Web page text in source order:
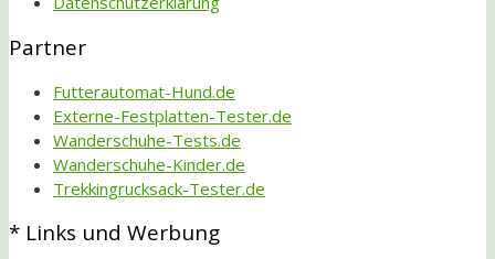
Partner
Futterautomat-Hund.de
Externe-Festplatten-Tester.de
Wanderschuhe-Tests.de
Wanderschuhe-Kinder.de
Trekkingrucksack-Tester.de
* Links und Werbung